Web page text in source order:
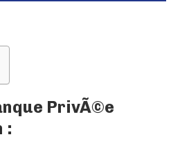
PrivÃ©e
: